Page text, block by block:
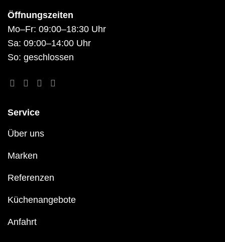
Öffnungszeiten
Mo–Fr: 09:00–18:30 Uhr
Sa: 09:00–14:00 Uhr
So: geschlossen
Service
Über uns
Marken
Referenzen
Küchenangebote
Anfahrt